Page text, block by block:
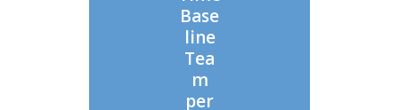
Base
line
Tea
m
per